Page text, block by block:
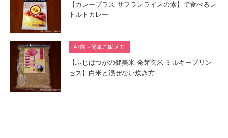
【カレープラス サフランライスの素】で食べるレ
トルトカレー
47歳～簡単ご飯メモ
【ふじはつがの健美米 発芽玄米 ミルキープリン
セス】白米と混ぜない炊き方